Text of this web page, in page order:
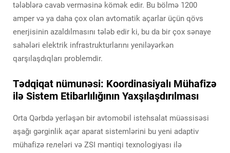
tələblərə cavab verməsinə kömək edir. Bu bölmə 1200
amper və ya daha çox olan avtomatik açarlar üçün qövs
enerjisinin azaldılmasını tələb edir ki, bu da bir çox sənaye
sahələri elektrik infrastrukturlarını yeniləyərkən
qarşılaşdıqları problemdir.
Tədqiqat nümunəsi: Koordinasiyalı Mühafizə
ilə Sistem Etibarlılığının Yaxşılaşdırılması
Orta Qərbdə yerləşən bir avtomobil istehsalat müəssisəsi
aşağı gərginlik açar aparat sistemlərini bu yeni adaptiv
mühafizə rелеləri və ZSI məntiqi texnologiyası ilə